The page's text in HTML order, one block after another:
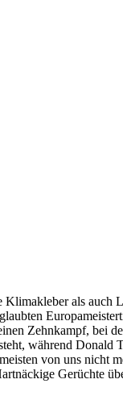
als auch
Zehnkampf, bei
während Donald
von uns nicht
Gerüchte